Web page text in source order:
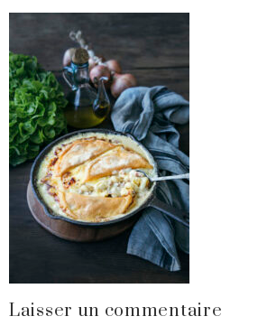
Laisser un commentaire